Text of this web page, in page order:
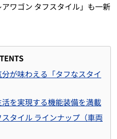
ワゴン タフスタイル」も一新
が味わえる「タフなスタイ
を実現する機能装備を満載
タイル ラインナップ（車両